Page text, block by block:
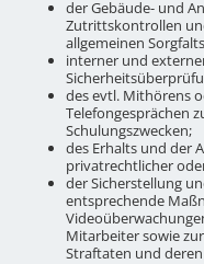
der Gebäude- und
Zutrittskontrollen
allgemeinen
interner und
des evtl. Mithörens
Telefongesprächen
Schulungszwecken;
des Erhalts und der
privatrechtlicher
der Sicherstellung
entsprechende
Mitarbeiter sowie
Straftaten und